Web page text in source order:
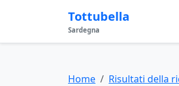
Tottubella
Sardegna
Home Risultati della